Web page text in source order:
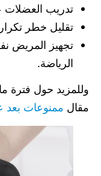
تدريب العضلات
تقليل خطر تكرار
تجهيز المريض
الرياضة.
وللمزيد حول فترة
مقال ممنوعات بعد